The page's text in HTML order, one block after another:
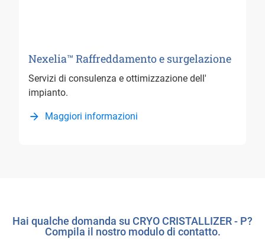
Nexelia™ Raffreddamento e surgelazione
Servizi di consulenza e ottimizzazione dell'
impianto.
Maggiori informazioni
Hai qualche domanda su CRYO CRISTALLIZER - P?
Compila il nostro modulo di contatto.